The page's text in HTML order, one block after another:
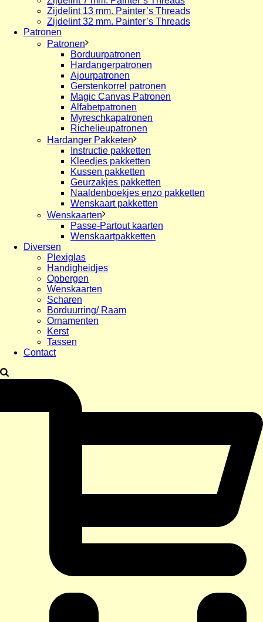
Zijdelint 13 mm. Painter’s Threads
Zijdelint 32 mm. Painter’s Threads
Patronen
Patronen
Borduurpatronen
Hardangerpatronen
Ajourpatronen
Gerstenkorrel patronen
Magic Canvas Patronen
Alfabetpatronen
Myreschkapatronen
Richelieupatronen
Hardanger Pakketen
Instructie pakketten
Kleedjes pakketten
Kussen pakketten
Geurzakjes pakketten
Naaldenboekjes enzo pakketten
Wenskaart pakketten
Wenskaarten
Passe-Partout kaarten
Wenskaartpakketten
Diversen
Plexiglas
Handigheidjes
Opbergen
Wenskaarten
Scharen
Borduurring/ Raam
Ornamenten
Kerst
Tassen
Contact